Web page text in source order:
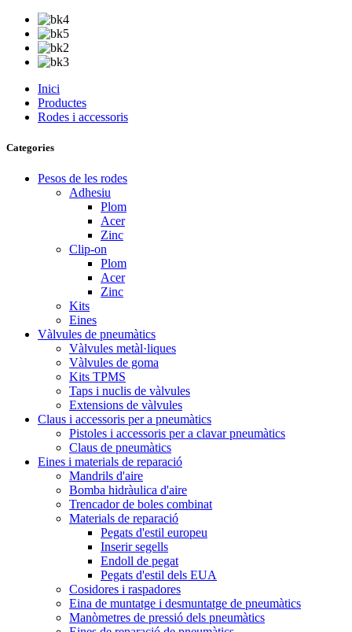
Inici
Productes
Rodes i accessoris
Categories
Pesos de les rodes
Adhesiu
Plom
Acer
Zinc
Clip-on
Plom
Acer
Zinc
Kits
Eines
Vàlvules de pneumàtics
Vàlvules metàl·liques
Vàlvules de goma
Kits TPMS
Taps i nuclis de vàlvules
Extensions de vàlvules
Claus i accessoris per a pneumàtics
Pistoles i accessoris per a clavar pneumàtics
Claus de pneumàtics
Eines i materials de reparació
Mandrils d'aire
Bomba hidràulica d'aire
Trencador de boles combinat
Materials de reparació
Pegats d'estil europeu
Inserir segells
Endoll de pegat
Pegats d'estil dels EUA
Cosidores i raspadores
Eina de muntatge i desmuntatge de pneumàtics
Manòmetres de pressió dels pneumàtics